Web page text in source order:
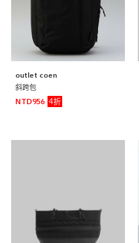
outlet coen
斜跨包
NTD956
4折